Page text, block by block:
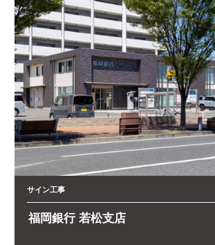
サイン工事
福岡銀行 若松支店